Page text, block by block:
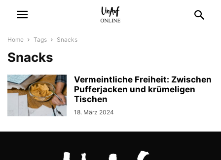
Home Tags Snacks
Snacks
Vermeintliche Freiheit: Zwischen
Pufferjacken und krümeligen
Tischen
18. März 2024